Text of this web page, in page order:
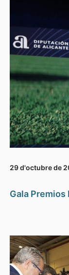
29 d'octubre de
Gala